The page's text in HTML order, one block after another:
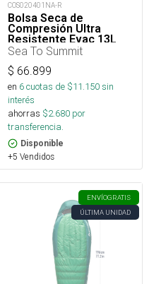
COS020401NA-R
Bolsa Seca de
Compresión Ultra
Resistente Evac 13L
Sea To Summit
$ 66.899
en 6cuotas de $11.150sin
interés
ahorras $2.680 por
transferencia.
Disponible
+5 Vendidos
ENVÍOGRATIS
ÚLTIMA UNIDAD